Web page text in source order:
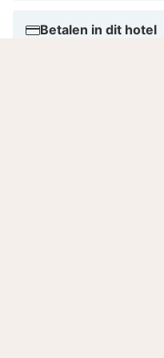
Betalen in dit hotel